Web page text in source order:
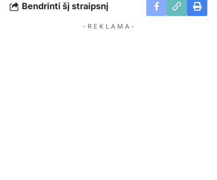
Bendrinti šį straipsnį
- R E K L A M A -